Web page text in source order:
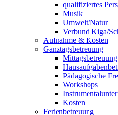
qualifiziertes
Musik
Umwelt/Natur
Verbund Kiga/
Aufnahme & Kosten
Ganztagsbetreuung
Mittagsbetreuung
Pädagogische
Workshops
Kosten
Ferienbetreuung